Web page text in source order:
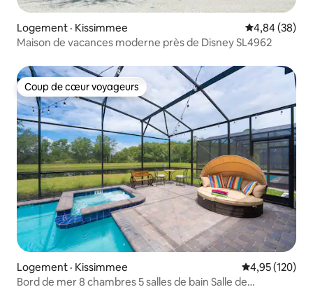
Logement · Kissimmee Note
4,84 (38)
Maison de vacances moderne près de Disney SL4962
Coup de cœur voyageurs
Coup de cœur voyageurs
Logement · Kissimmee Note
4,95 (120)
Bord de mer 8 chambres 5 salles de bain Salle de